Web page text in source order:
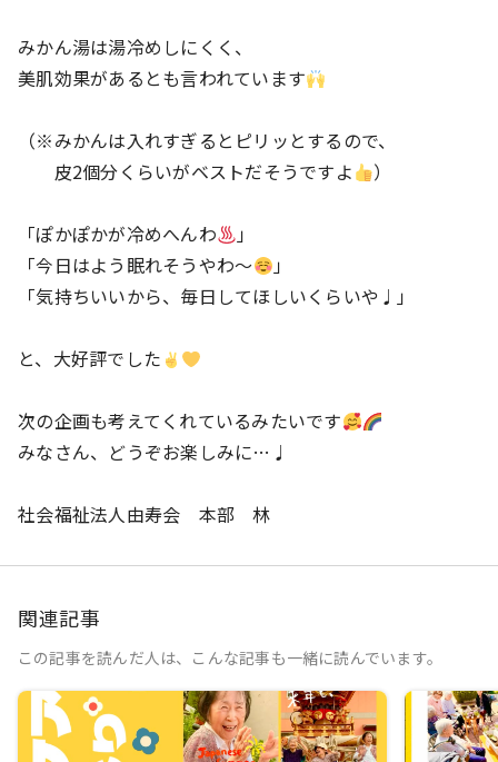
みかん湯は湯冷めしにくく、
美肌効果があるとも言われています
（※みかんは入れすぎるとピリッとするので、
皮2個分くらいがベストだそうですよ
）
「ぽかぽかが冷めへんわ
」
「今日はよう眠れそうやわ〜
」
「気持ちいいから、毎日してほしいくらいや♩」
と、大好評でした
次の企画も考えてくれているみたいです
みなさん、どうぞお楽しみに…♩
社会福祉法人由寿会 本部 林
関連記事
この記事を読んだ人は、こんな記事も一緒に読んでいます。